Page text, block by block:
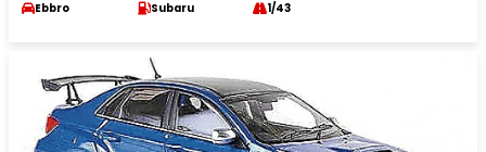
Ebbro Subaru 1/43